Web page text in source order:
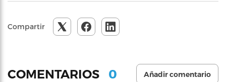
Compartir
COMENTARIOS 0 Añadir comentario